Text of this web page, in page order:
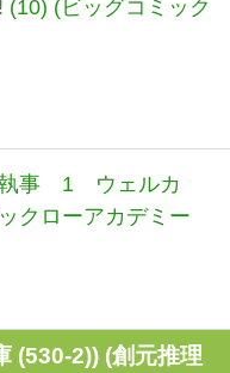
(ビッグコミック
執事 1 ウェルカ
クローアカデミー
(530‐2)) (創元推理